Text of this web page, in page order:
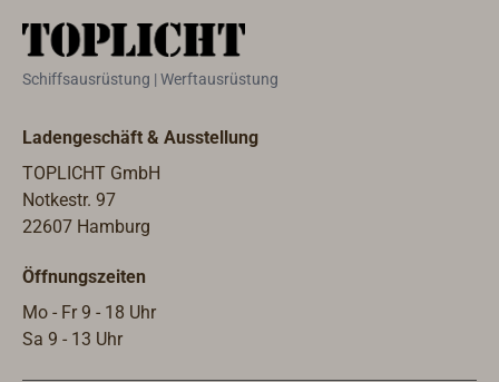
Schiffsausrüstung | Werftausrüstung
Ladengeschäft & Ausstellung
TOPLICHT GmbH
Notkestr. 97
22607 Hamburg
Öffnungszeiten
Mo - Fr 9 - 18 Uhr
Sa 9 - 13 Uhr